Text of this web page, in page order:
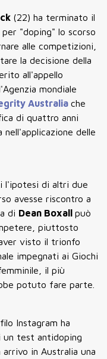
(22) ha terminato il
"doping" lo scorso
alle competizioni,
la decisione della
all'appello
mondiale
Australia che
di quattro anni
delle
l'ipotesi di altri due
avesse riscontro a
di Dean Boxall può
piuttosto
visto il trionfo
impegnati ai Giochi
il più
potuto fare parte.
Instagram ha
un test antidoping
in Australia una